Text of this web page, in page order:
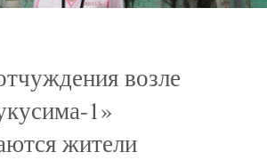
возле
1»
жители